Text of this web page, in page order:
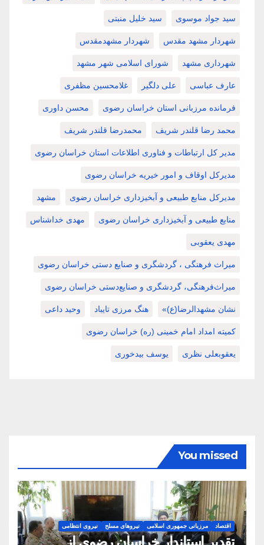
سید جواد موسوی سید خلیل منبتی
شهردار مشهد مقدس شهردار مشهدمقدس
شهرداری مشهد شورای اسلامی شهر مشهد
عارف عباسی علی دلگیر غلامحسین مظفری
فرمانده مرزبانی استان خراسان رضوی محسن داوری
محمد رضا قلندر شریف محمدرضا قلندر شریف
مدیر کل ارتباطات و فناوری اطلاعات استان خراسان رضوی
مدیرکل اوقاف و امور خیریه خراسان رضوی
مدیرکل منابع طبیعی و آبخیزداری خراسان رضوی مشهد
منابع طبیعی و آبخیزداری خراسان رضوی مهدی خداشناس
مهدی یعقوبی
میراث فرهنگی ، گردشگری و صنایع دستی خراسان رضوی
میراث‌فرهنگی، گردشگری و صنایع‌دستی خراسان رضوی
نشان مشهدالرضا(ع)» هنگ مرزی تایباد وحید داعی
کمیته امداد امام خمینی (ره) خراسان رضوی
یعقوبعلی نظری یوسف بیدخوری
You missed
اقتصاد مرزبانی جمهوری اسلامی نیروهای مسلح نیروی انتظامی